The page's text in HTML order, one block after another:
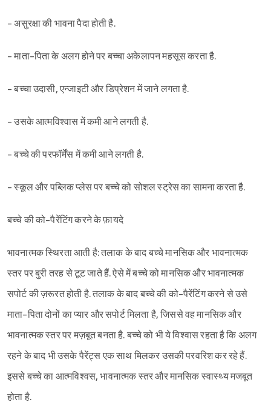
- असुरक्षा की भावना पैदा होती है.
- माता-पिता के अलग होने पर बच्चा अकेलापन महसूस करता है.
- बच्चा उदासी, एन्जाइटी और डिप्रेशन में जाने लगता है.
- उसके आत्मविश्‍वास में कमी आने लगती है.
- बच्चे की परफॉर्मेंस में कमी आने लगती है.
- स्कूल और पब्लिक प्लेस पर बच्चे को सोशल स्ट्रेस का सामना करता है.
बच्चे की को-पैरेंटिंग करने के फ़ायदे
भावनात्मक स्थिरता आती है: तलाक के बाद बच्चे मानसिक और भावनात्मक
स्तर पर बुरी तरह से टूट जाते हैं. ऐसे में बच्चे को मानसिक और भावनात्मक
सपोर्ट की ज़रूरत होती है. तलाक के बाद बच्चे की को-पैरेंटिंग करने से उसे
माता-पिता दोनों का प्यार और सपोर्ट मिलता है, जिससे वह मानसिक और
भावनात्मक स्तर पर मज़बूत बनता है. बच्चे को भी ये विश्‍वास रहता है कि अलग
रहने के बाद भी उसके पैरेंट्स एक साथ मिलकर उसकी परवरिश कर रहे हैं.
इससे बच्चे का आत्मविश्‍वस, भावनात्मक स्तर और मानसिक स्वास्थ्य मजबूत
होता है.